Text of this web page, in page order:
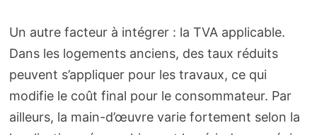
Un autre facteur à intégrer : la TVA applicable.
Dans les logements anciens, des taux réduits
peuvent s’appliquer pour les travaux, ce qui
modifie le coût final pour le consommateur. Par
ailleurs, la main-d’œuvre varie fortement selon la